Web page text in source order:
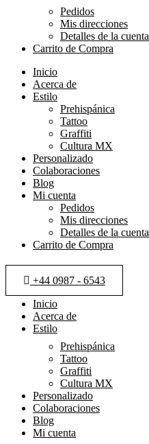
Pedidos
Mis direcciones
Detalles de la cuenta
Carrito de Compra
Inicio
Acerca de
Estilo
Prehispánica
Tattoo
Graffiti
Cultura MX
Personalizado
Colaboraciones
Blog
Mi cuenta
Pedidos
Mis direcciones
Detalles de la cuenta
Carrito de Compra
+44 0987 - 6543
Inicio
Acerca de
Estilo
Prehispánica
Tattoo
Graffiti
Cultura MX
Personalizado
Colaboraciones
Blog
Mi cuenta